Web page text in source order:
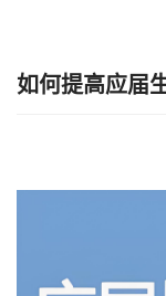
如何提高应届